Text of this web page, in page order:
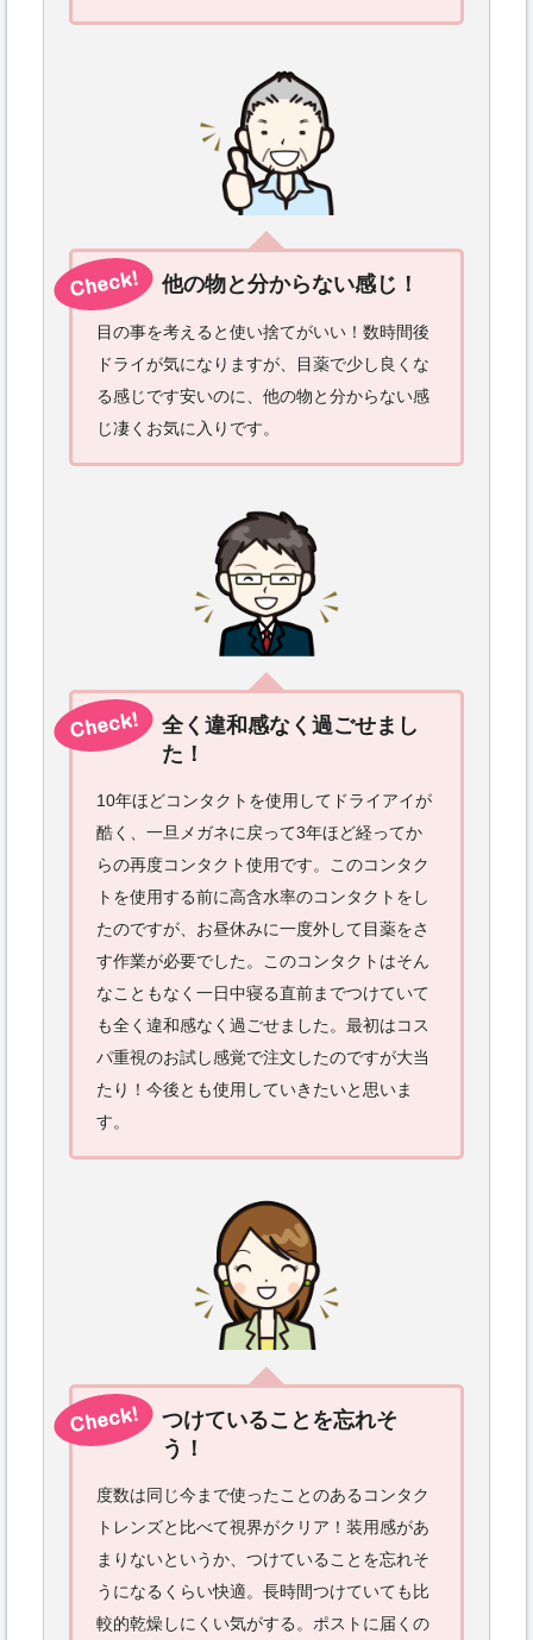
他の物と分からない感じ！
目の事を考えると使い捨てがいい！数時間後
ドライが気になりますが、目薬で少し良くな
る感じです安いのに、他の物と分からない感
じ凄くお気に入りです。
全く違和感なく過ごせまし
た！
10年ほどコンタクトを使用してドライアイが
酷く、一旦メガネに戻って3年ほど経ってか
らの再度コンタクト使用です。このコンタク
トを使用する前に高含水率のコンタクトをし
たのですが、お昼休みに一度外して目薬をさ
す作業が必要でした。このコンタクトはそん
なこともなく一日中寝る直前までつけていて
も全く違和感なく過ごせました。最初はコス
パ重視のお試し感覚で注文したのですが大当
たり！今後とも使用していきたいと思いま
す。
つけていることを忘れそ
う！
度数は同じ今まで使ったことのあるコンタク
トレンズと比べて視界がクリア！装用感があ
まりないというか、つけていることを忘れそ
うになるくらい快適。長時間つけていても比
較的乾燥しにくい気がする。ポストに届くの